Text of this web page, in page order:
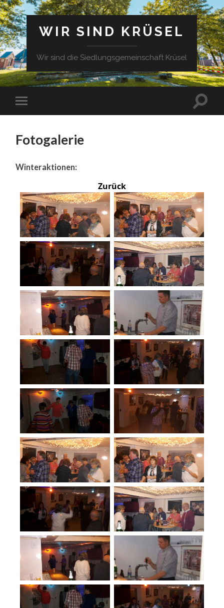
WIR SIND KRÜSEL
Wir sind die Siedlungsgemeinschaft Krüsel
Fotogalerie
Winteraktionen:
Zurück